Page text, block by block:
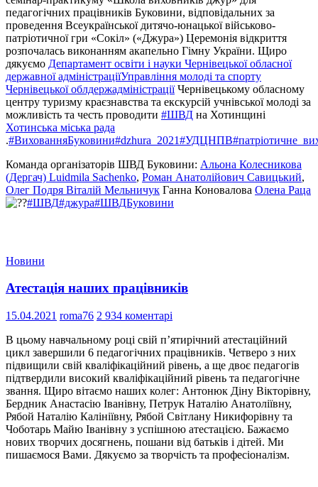
педагогічних працівників Буковини, відповідальних за
проведення Всеукраїнської дитячо-юнацької військово-
патріотичної гри «Сокіл» («Джура») Церемонія відкриття
розпочалась виконанням акапельно Гімну України. Щиро
дякуємо Департамент освіти і науки Чернівецької обласної
державної адміністраціїУправління молоді та спорту
Чернівецької облдержадміністраціїЧернівецькому обласному
центру туризму краєзнавства та екскурсій учнівської молоді за
можливість та честь проводити #ШВД на Хотинщині
Хотинська міська рада
.#ВихованняБуковини#dzhura_2021#УДЦНПВ
Команда організаторів ШВД Буковини: Альона Колесникова
(Дергач) Luidmila Sachenko, Роман Анатолійович Савицький,
Олег Подря Віталій Мельничук Ганна Коновалова Олена Раца
#ШВД#джура#ШВДБуковини
Новини
Атестація наших працівників
15.04.2021 roma76 2 934 коментарі
В цьому навчальному році свій п’ятирічний атестаційний
цикл завершили 6 педагогічних працівників. Четверо з них
підвищили свій кваліфікаційний рівень, а ще двоє педагогів
підтвердили високий кваліфікаційний рівень та педагогічне
звання. Щиро вітаємо наших колег: Антонюк Діну Вікторівну,
Бердник Анастасію Іванівну, Петрук Наталію Анатоліївну,
Рябой Наталію Калініївну, Рябой Світлану Никифорівну та
Чоботарь Майю Іванівну з успішною атестацією. Бажаємо
нових творчих досягнень, пошани від батьків і дітей. Ми
пишаємося Вами. Дякуємо за творчість та професіоналізм.